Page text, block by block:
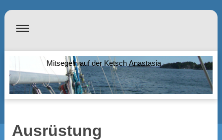
Mitsegeln auf der Ketsch Anastasia
Ausrüstung